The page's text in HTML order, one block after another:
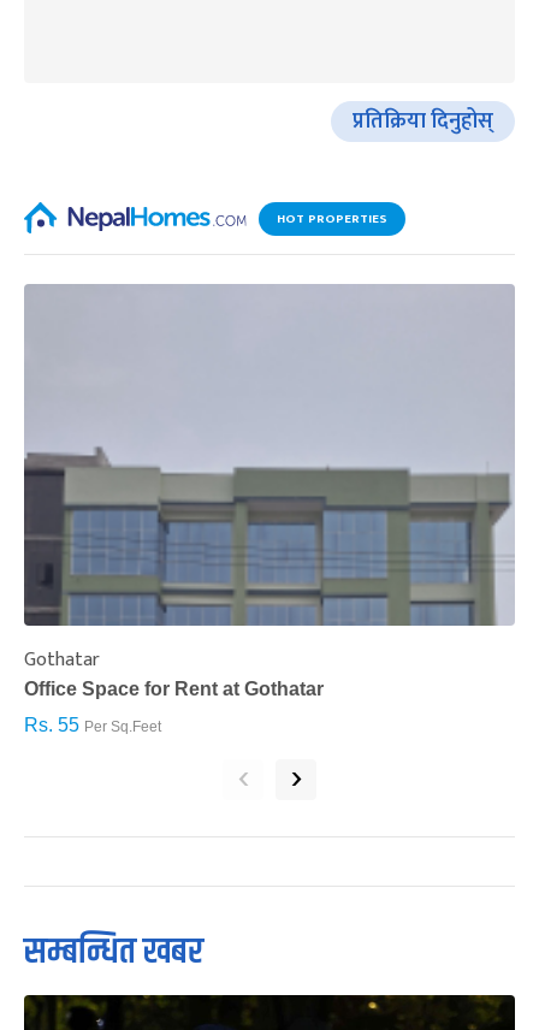
प्रतिक्रिया दिनुहोस्
HOT PROPERTIES
Gothatar
Office Space for Rent at Gothatar
Rs. 55 Per Sq.Feet
‹ ›
सम्बन्धित खबर